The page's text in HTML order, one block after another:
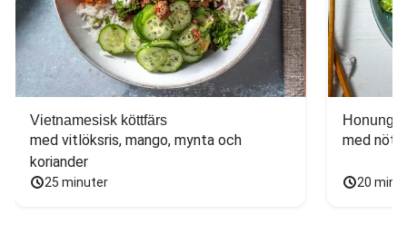
Vietnamesisk köttfärs
med vitlöksris, mango, mynta och
koriander
25 minuter
med
20